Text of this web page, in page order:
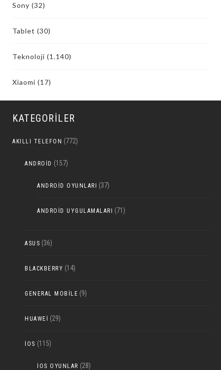
Sony (32)
Tablet (30)
Teknoloji (1.140)
Xiaomi (17)
KATEGORILER
AKILLI TELEFON (772)
ANDROID (157)
ANDROID OYUNLARI (37)
ANDROID UYGULAMALARI (71)
ASUS (36)
BLACKBERRY (14)
GENERAL MOBILE (9)
HUAWEI (29)
IOS (115)
IOS OYUNLAR (28)